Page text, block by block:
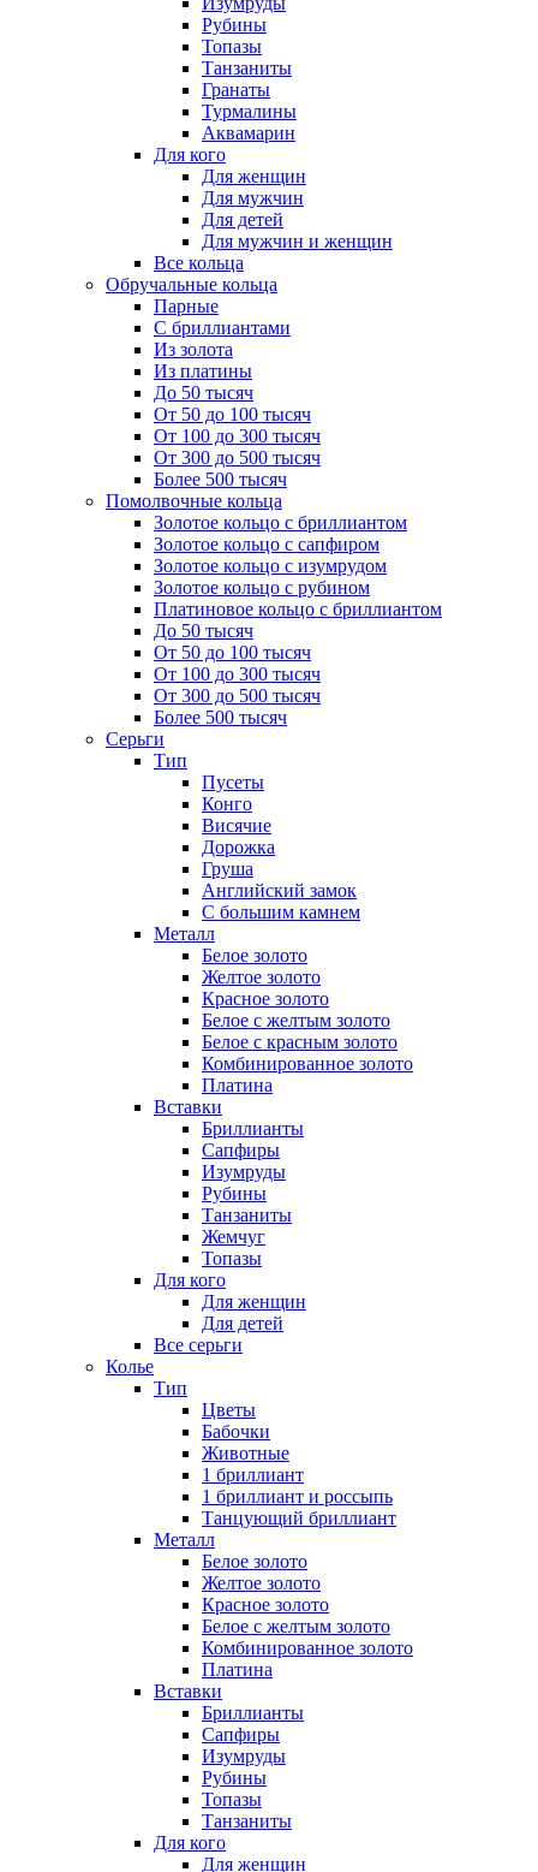
Рубины
Топазы
Танзаниты
Гранаты
Турмалины
Аквамарин
Для кого
Для женщин
Для мужчин
Для детей
Для мужчин и женщин
Все кольца
Обручальные кольца
Парные
С бриллиантами
Из золота
Из платины
До 50 тысяч
От 50 до 100 тысяч
От 100 до 300 тысяч
От 300 до 500 тысяч
Более 500 тысяч
Помолвочные кольца
Золотое кольцо с бриллиантом
Золотое кольцо с сапфиром
Золотое кольцо с изумрудом
Золотое кольцо с рубином
Платиновое кольцо с бриллиантом
До 50 тысяч
От 50 до 100 тысяч
От 100 до 300 тысяч
От 300 до 500 тысяч
Более 500 тысяч
Серьги
Тип
Пусеты
Конго
Висячие
Дорожка
Груша
Английский замок
С большим камнем
Металл
Белое золото
Желтое золото
Красное золото
Белое с желтым золото
Белое с красным золото
Комбинированное золото
Платина
Вставки
Бриллианты
Сапфиры
Изумруды
Рубины
Танзаниты
Жемчуг
Топазы
Для кого
Для женщин
Для детей
Все серьги
Колье
Тип
Цветы
Бабочки
Животные
1 бриллиант
1 бриллиант и россыпь
Танцующий бриллиант
Металл
Белое золото
Желтое золото
Красное золото
Белое с желтым золото
Комбинированное золото
Платина
Вставки
Бриллианты
Сапфиры
Изумруды
Рубины
Топазы
Танзаниты
Для кого
Для женщин